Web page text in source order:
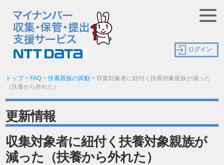
ログイン
トップ> FAQ >扶養親族の異動 > 収集対象者に紐付く扶養対象親族が減った
（扶養から外れた）
更新情報
収集対象者に紐付く扶養対象親族が
減った（扶養から外れた）